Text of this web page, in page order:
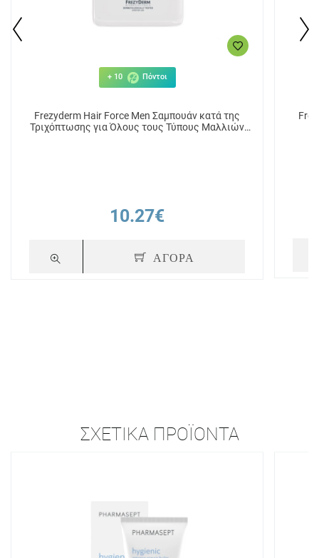
+ 10 Πόντοι
Frezyderm Hair Force Men Σαμπουάν κατά της
Τριχόπτωσης για Όλους τους Τύπους Μαλλιών
10.27€
ΑΓΟΡΑ
ΣΧΕΤΙΚΆ ΠΡΟΪΌΝΤΑ